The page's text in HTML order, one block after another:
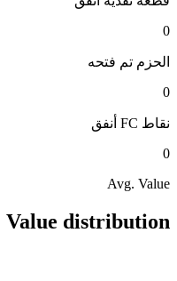
0
الحزم تم فتحه
0
نقاط FC
أنفق
0
Avg. Value
Value distribution